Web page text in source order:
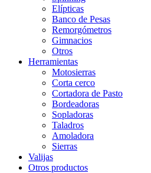
Elípticas
Banco de Pesas
Remorgómetros
Gimnacios
Otros
Herramientas
Motosierras
Corta cerco
Cortadora de Pasto
Bordeadoras
Sopladoras
Taladros
Amoladora
Sierras
Valijas
Otros productos